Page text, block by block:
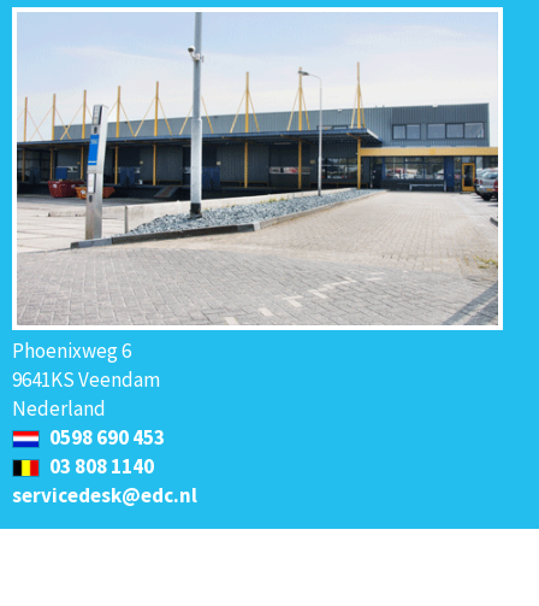
Phoenixweg 6
9641KS Veendam
Nederland
0598 690 453
03 808 1140
servicedesk@edc.nl